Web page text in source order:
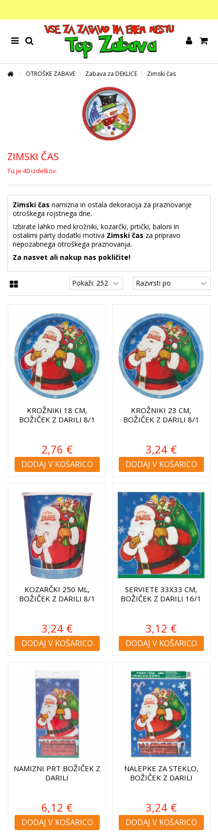
OTROŠKE ZABAVE Zabava za DEKLICE Zimski čas
ZIMSKI ČAS
Tu je 40 izdelkov.
Zimski čas namizna in ostala dekoracija za praznovanje
otroškega rojstnega dne.
Izbirate lahko med krožniki, kozarčki, prtički, baloni in
ostalimi party dodatki motiva Zimski čas za pripravo
nepozabnega otroškega praznovanja.
Za nasvet ali nakup nas pokličite!
KROŽNIKI 18 CM,
BOŽIČEK Z DARILI 8/1
2,76 €
DODAJ V KOŠARICO
KROŽNIKI 23 CM,
BOŽIČEK Z DARILI 8/1
3,24 €
DODAJ V KOŠARICO
KOZARČKI 250 ML,
BOŽIČEK Z DARILI 8/1
3,24 €
DODAJ V KOŠARICO
SERVIETE 33X33 CM,
BOŽIČEK Z DARILI 16/1
3,12 €
DODAJ V KOŠARICO
NAMIZNI PRT BOŽIČEK Z
DARILI
6,12 €
DODAJ V KOŠARICO
NALEPKE ZA STEKLO,
BOŽIČEK Z DARILI
3,24 €
DODAJ V KOŠARICO